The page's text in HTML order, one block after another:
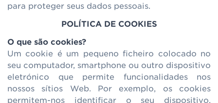
para proteger seus dados pessoais.
POLÍTICA DE COOKIES
O que são cookies?
Um cookie é um pequeno ficheiro colocado no
seu computador, smartphone ou outro dispositivo
eletrónico que permite funcionalidades nos
nossos sítios Web. Por exemplo, os cookies
permitem-nos identificar o seu dispositivo,